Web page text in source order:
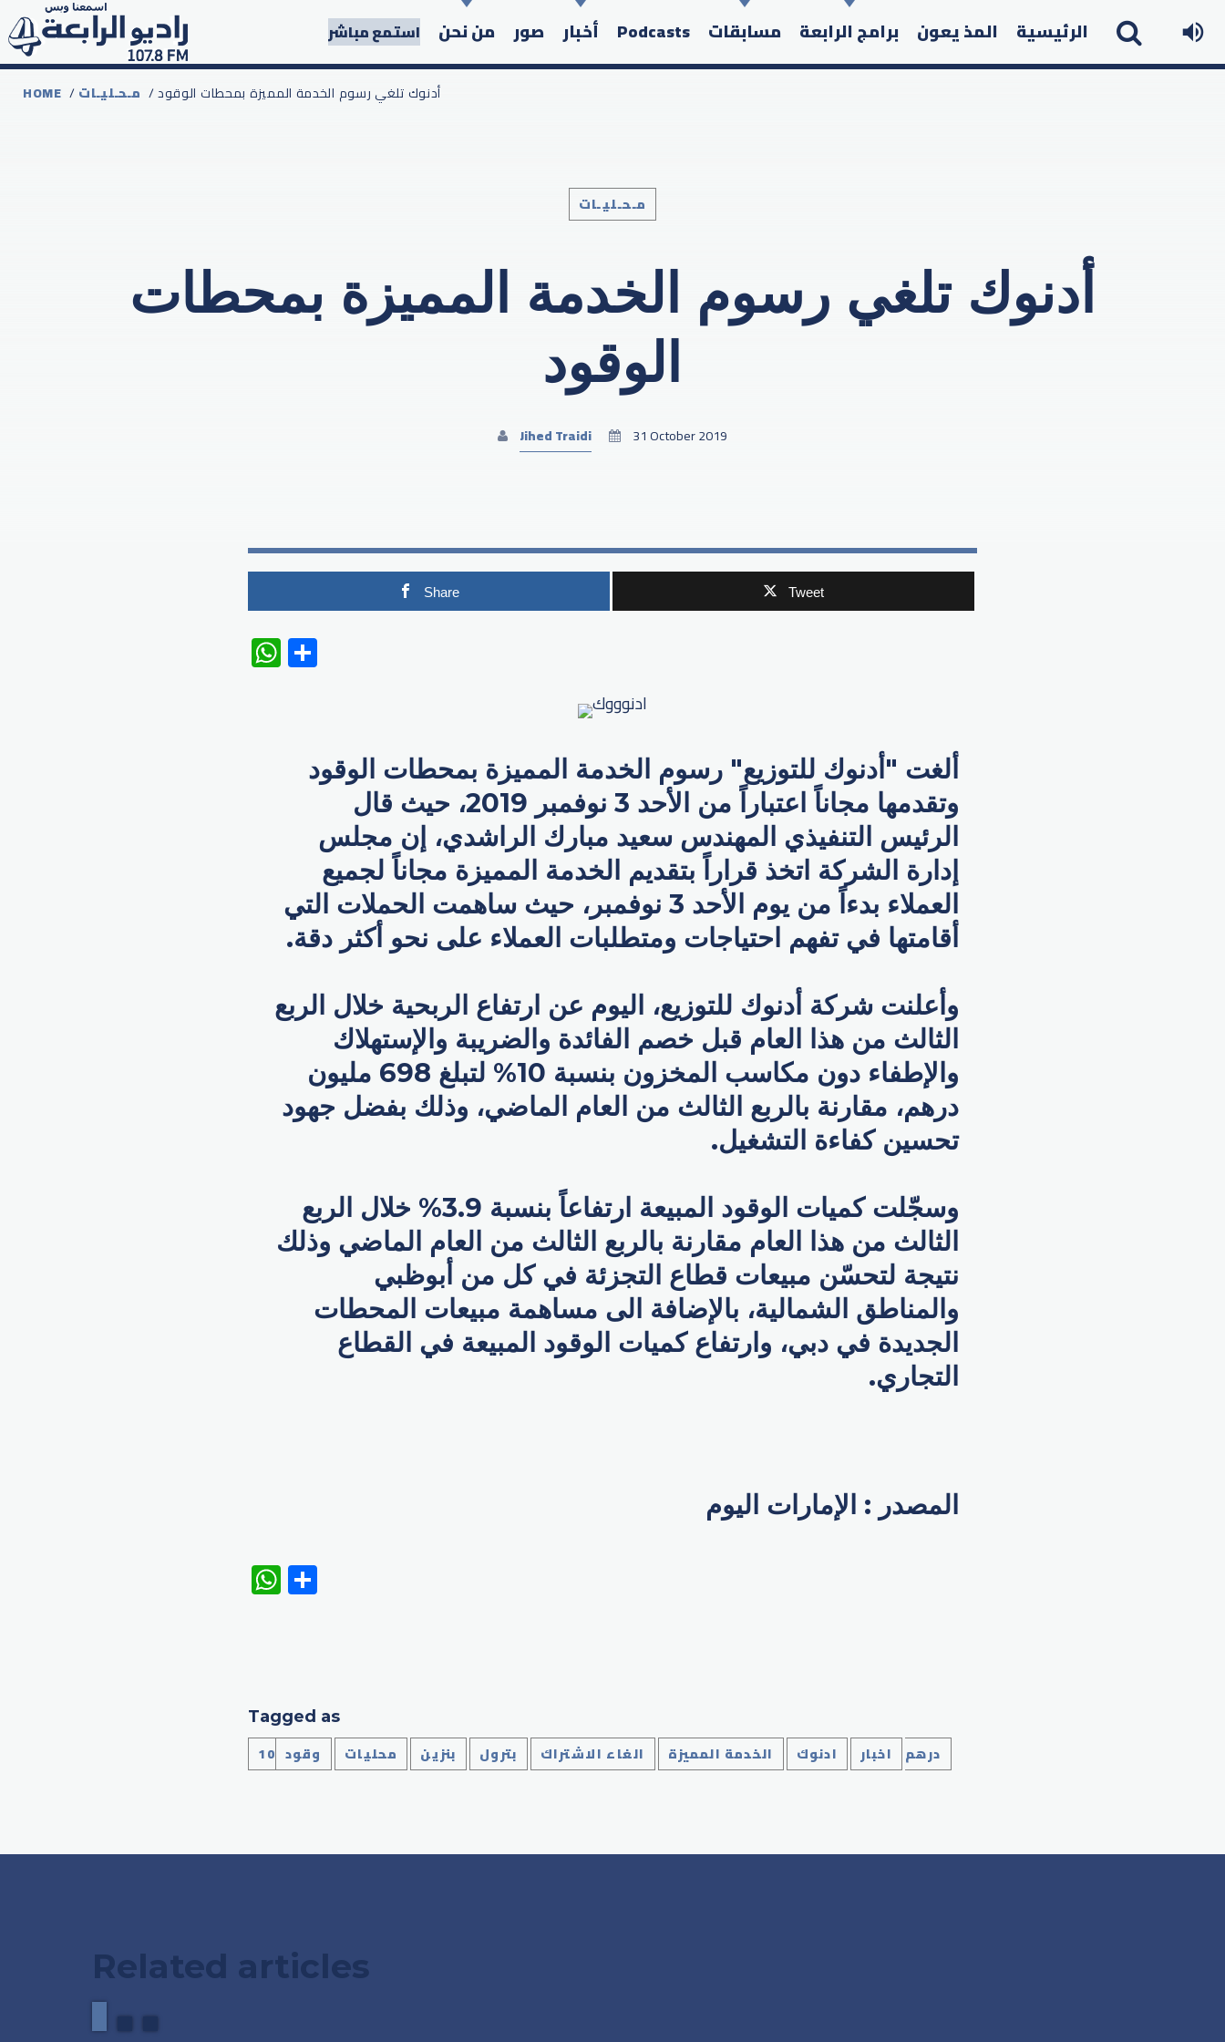
الرئيسية المذ يعون برامج الرابعة مسابقات Podcasts أخبار صور من نحن استمع مباشر
Search in the website:
HOME /مـحـليـات / أدنوك تلغي رسوم الخدمة المميزة بمحطات الوقود
مـحـليـات
أدنوك تلغي رسوم الخدمة المميزة بمحطات
الوقود
Jihed Traidi 31 October 2019
Share Tweet
WhatsApp
ألغت "أدنوك للتوزيع" رسوم الخدمة المميزة بمحطات الوقود
وتقدمها مجاناً اعتباراً من الأحد 3 نوفمبر 2019، حيث قال
الرئيس التنفيذي المهندس سعيد مبارك الراشدي، إن مجلس
إدارة الشركة اتخذ قراراً بتقديم الخدمة المميزة مجاناً لجميع
العملاء بدءاً من يوم الأحد 3 نوفمبر، حيث ساهمت الحملات التي
أقامتها في تفهم احتياجات ومتطلبات العملاء على نحو أكثر دقة.
وأعلنت شركة أدنوك للتوزيع، اليوم عن ارتفاع الربحية خلال الربع
الثالث من هذا العام قبل خصم الفائدة والضريبة والإستهلاك
والإطفاء دون مكاسب المخزون بنسبة 10% لتبلغ 698 مليون
درهم، مقارنة بالربع الثالث من العام الماضي، وذلك بفضل جهود
تحسين كفاءة التشغيل.
وسجّلت كميات الوقود المبيعة ارتفاعاً بنسبة 3.9% خلال الربع
الثالث من هذا العام مقارنة بالربع الثالث من العام الماضي وذلك
نتيجة لتحسّن مبيعات قطاع التجزئة في كل من أبوظبي
والمناطق الشمالية، بالإضافة الى مساهمة مبيعات المحطات
الجديدة في دبي، وارتفاع كميات الوقود المبيعة في القطاع
التجاري.
المصدر : الإمارات اليوم
WhatsApp
Tagged as
10درهم اخبار ادنوك الخدمة المميزة الغاء الاشتراك بترول بنزين محليات وقود
Related articles